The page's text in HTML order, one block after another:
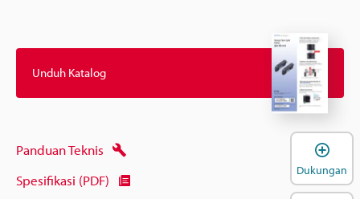
Unduh Katalog
Panduan Teknis
Spesifikasi (PDF)
Dukungan